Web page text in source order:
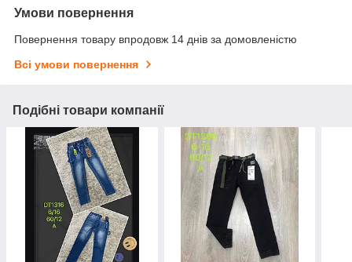
Умови повернення
Повернення товару впродовж 14 днів за домовленістю
Всі умови повернення
Подібні товари компанії